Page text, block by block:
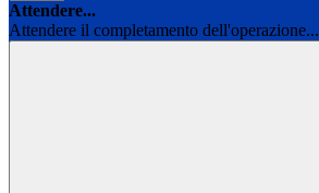
Attendere...
Attendere il completamento dell'operazione...